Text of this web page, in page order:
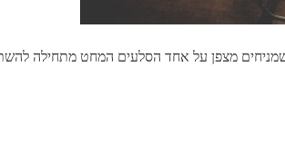
מצפן על אחד הסלעים המחט מתחילה